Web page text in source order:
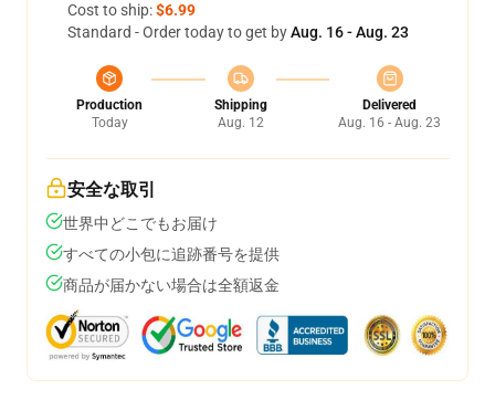
Cost to ship:$6.99
Standard - Order today to get byAug. 16 - Aug. 23
Production
Today
Shipping
Aug. 12
Delivered
Aug. 16 - Aug. 23
安全な取引
世界中どこでもお届け
すべての小包に追跡番号を提供
商品が届かない場合は全額返金